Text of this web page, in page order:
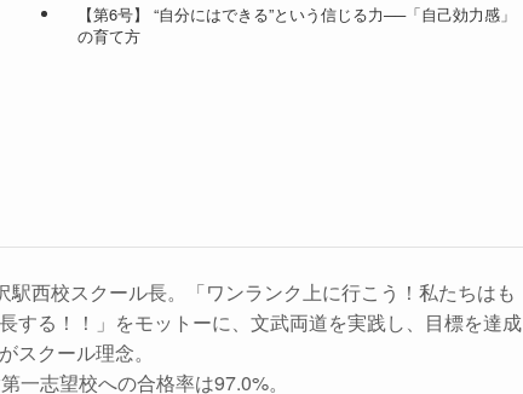
【第6号】 “自分にはできる”という信じる力──「自己効力感」
の育て方
駅西校スクール長。「ワンランク上に行こう！私たちはも
する！！」をモットーに、文武両道を実践し、目標を達成
スクール理念。
一志望校への合格率は97.0%。